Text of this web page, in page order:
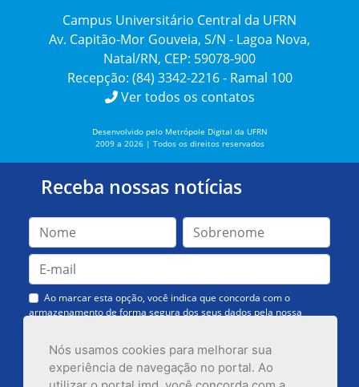
Nós usamos cookies para melhorar sua
experiência de navegação no portal. Ao
Campus Universitário Central da UFRN
Av. Capitão-Mor Gouveia, S/N - Lagoa Nova,
Natal/RN, CEP: 59078-900
Recepção: (84) 3342-2216 - Ramal 100
Ver todos os contatos
Desenvolvido pelo Metrópole Digital da UFRN
2009 a 2026 | Todos os direitos reservados
Receba nossas notícias
Ao marcar esta opção, você indica que concorda com o
armazenamento de forma segura dos seus dados pela nossa